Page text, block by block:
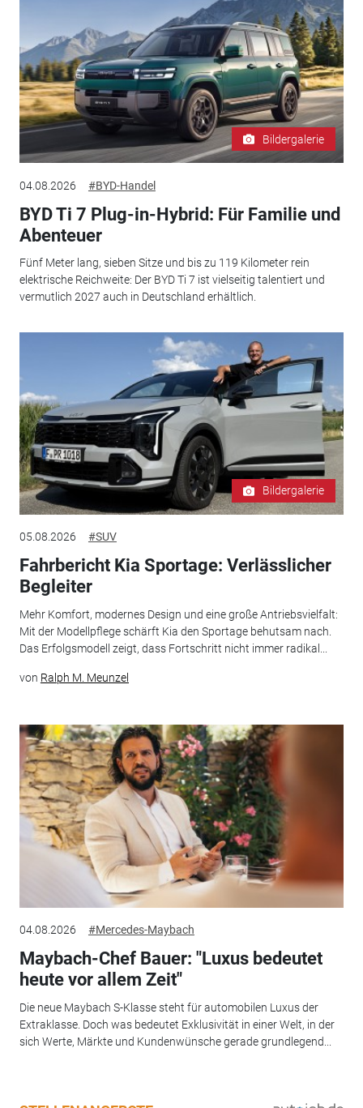
Bildergalerie
04.08.2026 #BYD-Handel
BYD Ti 7 Plug-in-Hybrid: Für Familie und
Abenteuer
Fünf Meter lang, sieben Sitze und bis zu 119 Kilometer rein
elektrische Reichweite: Der BYD Ti 7 ist vielseitig talentiert und
vermutlich 2027 auch in Deutschland erhältlich.
Bildergalerie
05.08.2026 #SUV
Fahrbericht Kia Sportage: Verlässlicher
Begleiter
Mehr Komfort, modernes Design und eine große Antriebsvielfalt:
Mit der Modellpflege schärft Kia den Sportage behutsam nach.
Das Erfolgsmodell zeigt, dass Fortschritt nicht immer radikal...
von Ralph M. Meunzel
04.08.2026 #Mercedes-Maybach
Maybach-Chef Bauer: "Luxus bedeutet
heute vor allem Zeit"
Die neue Maybach S-Klasse steht für automobilen Luxus der
Extraklasse. Doch was bedeutet Exklusivität in einer Welt, in der
sich Werte, Märkte und Kundenwünsche gerade grundlegend...